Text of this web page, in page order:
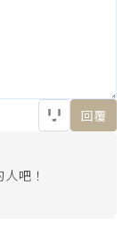
回覆
吧！